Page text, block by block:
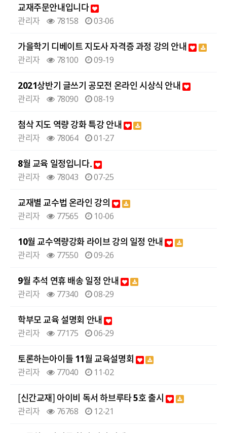
교재주문안내입니다
관리자 78158 03-06
가을학기 디베이트 지도사 자격증 과정 강의 안내
관리자 78100 09-19
2021상반기 글쓰기 공모전 온라인 시상식 안내
관리자 78090 08-19
첨삭 지도 역량 강화 특강 안내
관리자 78064 01-27
8월 교육 일정입니다.
관리자 78043 07-25
교재별 교수법 온라인 강의
관리자 77565 10-06
10월 교수역량강화 라이브 강의 일정 안내
관리자 77550 09-26
9월 추석 연휴 배송 일정 안내
관리자 77340 08-29
학부모 교육 설명회 안내
관리자 77175 06-29
토론하는아이들 11월 교육설명회
관리자 77040 11-02
[신간교재] 아이비 독서 하브루타 5호 출시
관리자 76768 12-21